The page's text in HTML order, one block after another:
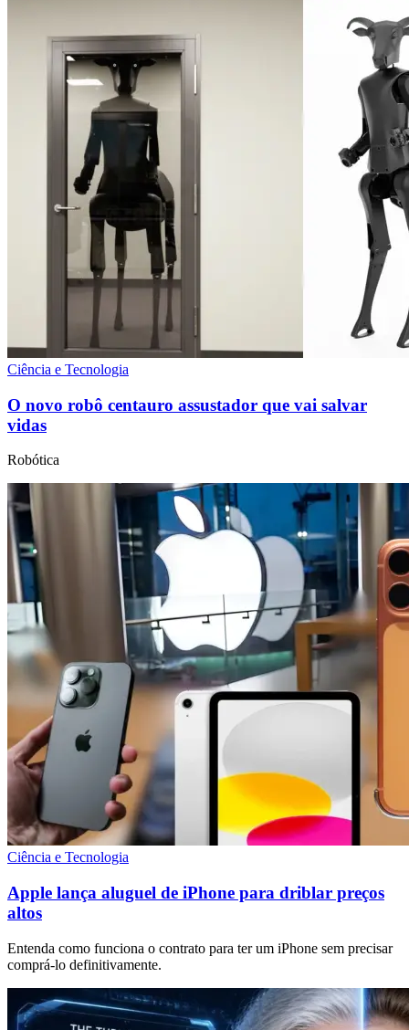
Ciência e Tecnologia
O novo robô centauro assustador que vai salvar
vidas
Robótica
Ciência e Tecnologia
Apple lança aluguel de iPhone para driblar preços
altos
Entenda como funciona o contrato para ter um iPhone sem precisar
comprá-lo definitivamente.